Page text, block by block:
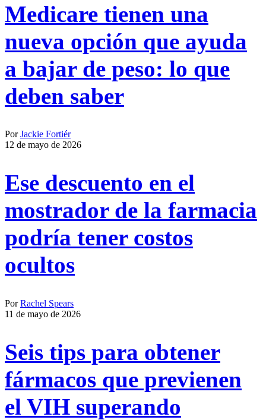
Medicare tienen una
nueva opción que ayuda
a bajar de peso: lo que
deben saber
PorJackie Fortiér
12 de mayo de 2026
Ese descuento en el
mostrador de la farmacia
podría tener costos
ocultos
PorRachel Spears
11 de mayo de 2026
Seis tips para obtener
fármacos que previenen
el VIH superando